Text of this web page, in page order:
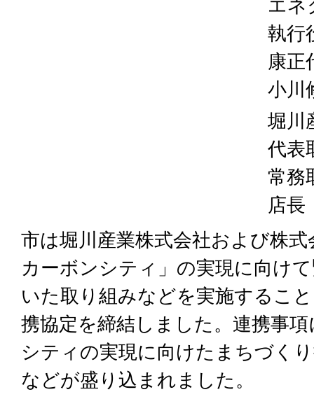
エネ
執行
康正
小川
堀川
代表
常務
店長
市は堀川産業株式会社および株
カーボンシティ」の実現に向け
いた取り組みなどを実施するこ
携協定を締結しました。連携事
シティの実現に向けたまちづく
などが盛り込まれました。